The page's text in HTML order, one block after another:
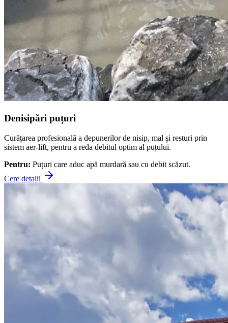
Denisipări puțuri
Curățarea profesională a depunerilor de nisip, mal și resturi prin
sistem aer-lift, pentru a reda debitul optim al puțului.
Pentru: Puțuri care aduc apă murdară sau cu debit scăzut.
Cere detalii